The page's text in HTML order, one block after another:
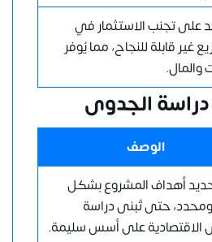
على تجنب الاستثمار في
غير قابلة للنجاح، مما يُوفر
والمال.
الجدوى
الوصف
أهداف المشروع بشكل
حتى تُبنى دراسة
الاقتصادية على أسس سليمة.